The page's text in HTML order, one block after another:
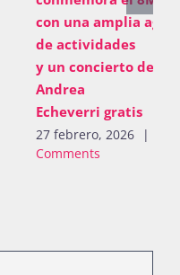
con una amplia agenda
de actividades
y un concierto de
Andrea
Echeverri gratis
27 febrero, 2026 |
0
Comments